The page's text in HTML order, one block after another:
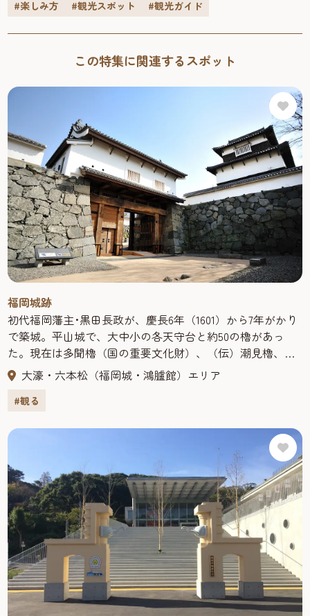
スポットをご紹介いたします。
#楽しみ方 #観光スポット #観光ガイド
この特集に関連するスポット
福岡城跡
初代福岡藩主･黒田長政が、慶長6年（1601）から7年がかり
で築城。平山城で、大中小の各天守台と約50の櫓があっ
た。現在は多聞櫓（国の重要文化財）、（伝）潮見櫓、下
之橋御門、潮見櫓などが保存され、大天守台は展望台に
なっている。堀には県指定天然記念物のツクシオオガヤツ
リが自生し、城内には万葉歌碑もある。国指定の史跡で、
大濠・六本松（福岡城・鴻臚館）エリア
#観る